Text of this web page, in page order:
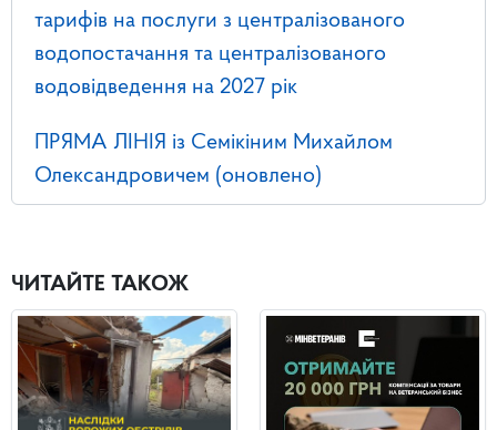
тарифів на послуги з централізованого
водопостачання та централізованого
водовідведення на 2027 рік
ПРЯМА ЛІНІЯ із Семікіним Михайлом
Олександровичем (оновлено)
ЧИТАЙТЕ ТАКОЖ